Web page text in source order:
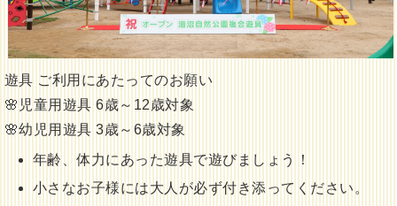
遊具 ご利用にあたってのお願い
🌸児童用遊具 6歳～12歳対象
🌸幼児用遊具 3歳～6歳対象
年齢、体力にあった遊具で遊びましょう！
小さなお子様には大人が必ず付き添ってください。